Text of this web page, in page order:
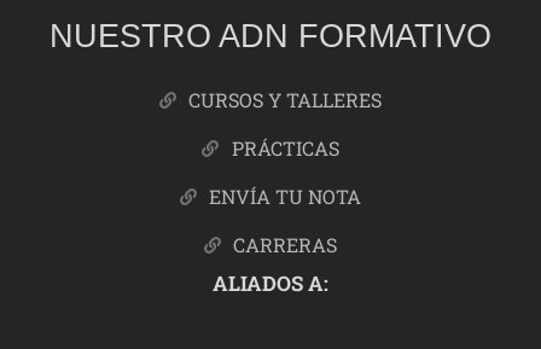
NUESTRO ADN FORMATIVO
CURSOS Y TALLERES
PRÁCTICAS
ENVÍA TU NOTA
CARRERAS
ALIADOS A: